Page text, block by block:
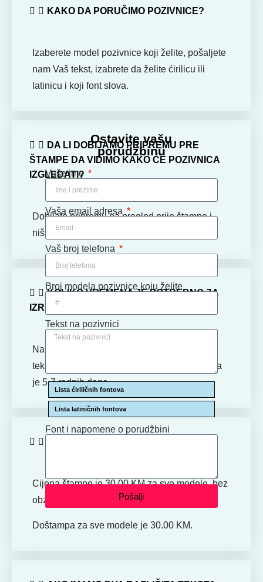
Ostavite vašu
porudžbinu
Vaše ime
Vaša email adresa
Vaš broj telefona
Broj modela pozivnice koju želite
Tekst na pozivnici
Lista ćiriličnih fontova
Lista latiničnih fontova
Font i napomene o porudžbini
Pošalji
KAKO DA PORUČIMO POZIVNICE?
Izaberete model pozivnice koji želite, pošaljete
nam Vaš tekst, izabrete da želite ćirilicu ili
latinicu i koji font slova.
DA LI DOBIJAMO PRIPREMU PRE
ŠTAMPE DA VIDIMO KAKO ĆE POZIVNICA
IZGLEDATI?
Dobijate pripremu na pregled prije štampe i
ništa ne radimo bez Vašeg odobrenja.
KOLIKO VREMENA JE POTREBNO ZA
IZRADU POZIVNICA?
Nakon Vaše potvrde da je sve u redu sa
tekstom, vrijeme potrebno za izradu pozivnica
je 5-7 radnih dana.
Cijena štampe je 30.00 KM za sve modele, bez
obzira na količinu.
Doštampa za sve modele je 30.00 KM.